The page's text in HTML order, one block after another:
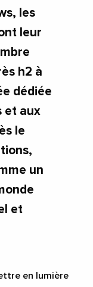
les
leur
h2 à
dédiée
et aux
le
un
et
en lumière